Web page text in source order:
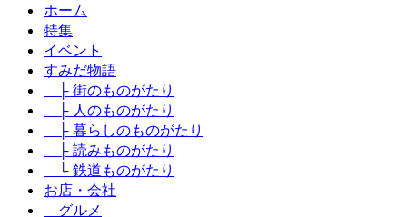
ホーム
特集
イベント
すみだ物語
├ 街のものがたり
├ 人のものがたり
├ 暮らしのものがたり
├ 読みものがたり
└ 鉄道ものがたり
お店・会社
グルメ